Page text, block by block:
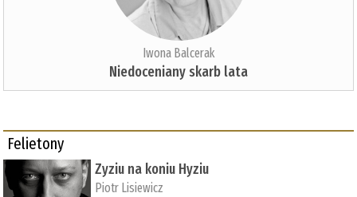
Iwona Balcerak
Niedoceniany skarb lata
Felietony
Zyziu na koniu Hyziu
Piotr Lisiewicz